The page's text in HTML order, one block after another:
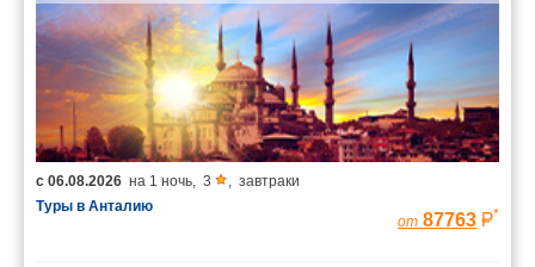
с 06.08.2026 на 1 ночь, 3 , завтраки
Туры в Анталию
от 87763 *